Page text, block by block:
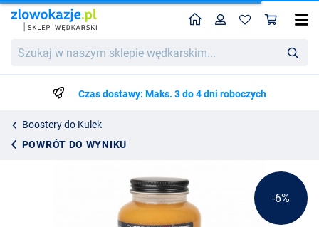
w
wędkarskim...
HomeProfil
Czas dostawy: Maks. 3 do 4 dni roboczych
Boostery do Kulek
POWRÓT DO WYNIKU
CC Moore Amino Blend 365 500ml
64.99
61.74
-6%